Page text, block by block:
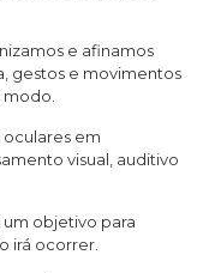
e afinamos
gestos e movimentos
modo.
em
visual, auditivo
um objetivo para
irá ocorrer.